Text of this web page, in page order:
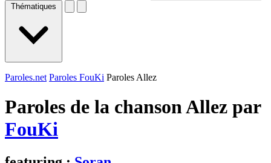
Thématiques
Paroles.net Paroles FouKi Paroles Allez
Paroles de la chanson Allez par
FouKi